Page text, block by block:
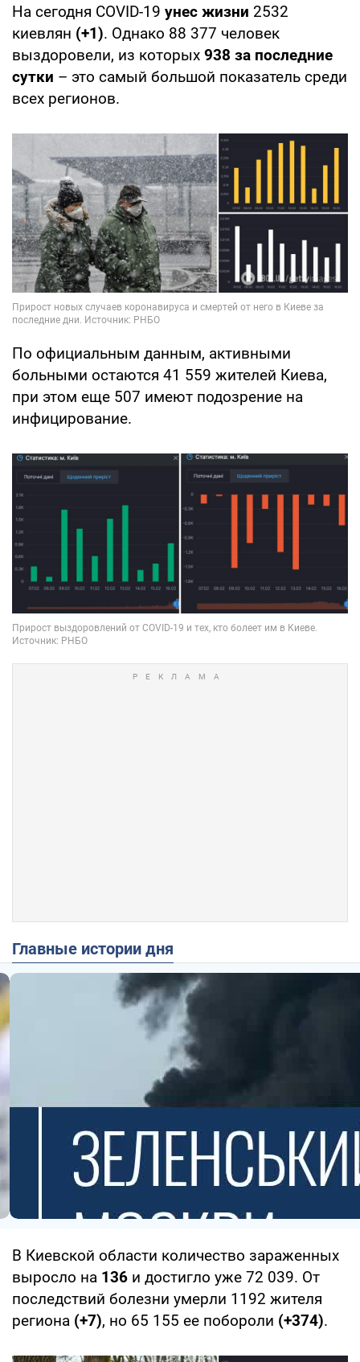
На сегодня COVID-19 унес жизни 2532
киевлян (+1). Однако 88 377 человек
выздоровели, из которых 938 за последние
сутки – это самый большой показатель среди
всех регионов.
По официальным данным, активными
больными остаются 41 559 жителей Киева,
при этом еще 507 имеют подозрение на
инфицирование.
Главные истории дня
В Киевской области количество зараженных
выросло на 136 и достигло уже 72 039. От
последствий болезни умерли 1192 жителя
региона (+7), но 65 155 ее побороли (+374).